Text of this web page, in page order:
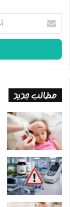
آدرس
ایمیل
خود
وارد
کنید
مطالب جدید